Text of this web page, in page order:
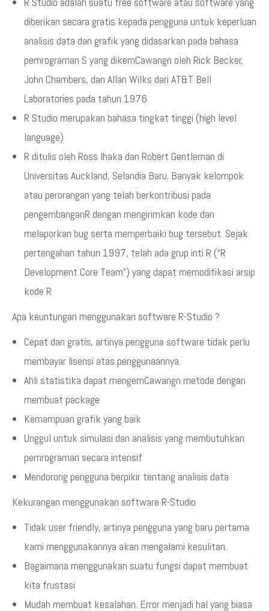
diberikan secara gratis kepada pengguna untuk keperluan
analisis data dan grafik yang didasarkan pada bahasa
pemrograman S yang dikemCawangn oleh Rick Becker,
John Chambers, dan Allan Wilks dari AT&T Bell
Laboratories pada tahun 1976
R Studio merupakan bahasa tingkat tinggi (high level
language)
R ditulis oleh Ross Ihaka dan Robert Gentleman di
Universitas Auckland, Selandia Baru. Banyak kelompok
atau perorangan yang telah berkontribusi pada
pengembanganR dengan mengirimkan kode dan
melaporkan bug serta memperbaiki bug tersebut. Sejak
pertengahan tahun 1997, telah ada grup inti R (“R
Development Core Team”) yang dapat memodifikasi arsip
kode R
Apa keuntungan menggunakan software R-Studio ?
Cepat dan gratis, artinya pengguna software tidak perlu
membayar lisensi atas penggunaannya.
Ahli statistika dapat mengemCawangn metode dengan
membuat package
Kemampuan grafik yang baik
Unggul untuk simulasi dan analisis yang membutuhkan
pemrograman secara intensif
Mendorong pengguna berpikir tentang analisis data
Kekurangan menggunakan software R-Studio
Tidak user friendly, artinya pengguna yang baru pertama
kami menggunakannya akan mengalami kesulitan.
Bagaimana menggunakan suatu fungsi dapat membuat
kita frustasi
Mudah membuat kesalahan. Error menjadi hal yang biasa